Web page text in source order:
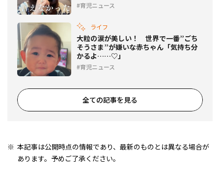
育児ニュース
ライフ
大粒の涙が美しい！ 世界で一番”ごち
そうさま”が嫌いな赤ちゃん「気持ち分
かるよ……♡」
育児ニュース
全ての記事を見る
本記事は公開時点の情報であり、最新のものとは異なる場合が
あります。予めご了承ください。